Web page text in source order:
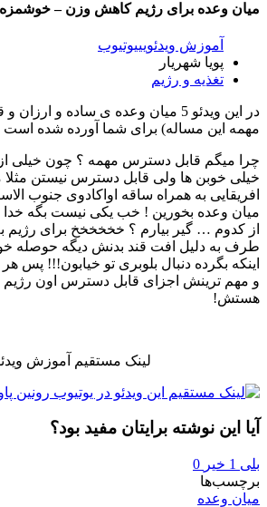
میان وعده برای رژیم کاهش وزن –
آموزش ویدئویییوتیوب
پویا شهریار
تغذیه و رژیم
در این ویدئو 5 میان وعده ی ساده و
مهمه این مساله) برای شما آورده شده است
چرا میگم قابل دسترس مهمه ؟ چون خیلی از
خیلی خوبن ها ولی قابل دسترس نیستن مثلا
افریقایی به همراه ساقه اواکادوی جنوب
میان وعده بخورین ! خب یکی نیست بگه خدا
از کدوم … گیر بیارم ؟ خخخخخخ برای
طرف به دلیل افت قند بدنش دیگه حوصله
اینکه بگرده دنبال بلوبری تو خیابون!!! پس
و مهم ترینش اجزای قابل دسترس اون رژیم
هستش!
لینک مستقیم آموزش
آیا این نوشته برایتان مفید بود؟
بلی 1 خیر 0
برچسب‌ها
میان وعده